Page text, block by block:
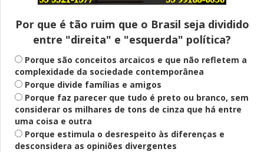
Saúde Mental
mental para jovens no SUS Digital
Definido
PT lança Patrus Ananias como candidato
ao governo de Minas Gerais
Por que é tão ruim que o Brasil seja dividido
entre "direita" e "esquerda" política?
Porque são conceitos arcaicos e que não refletem a
complexidade da sociedade contemporânea
Porque divide famílias e amigos
Porque faz parecer que tudo é preto ou branco, sem
considerar os milhares de tons de cinza que há entre
uma coisa e outra
Porque estimula o desrespeito às diferenças e
desconsidera as opiniões divergentes